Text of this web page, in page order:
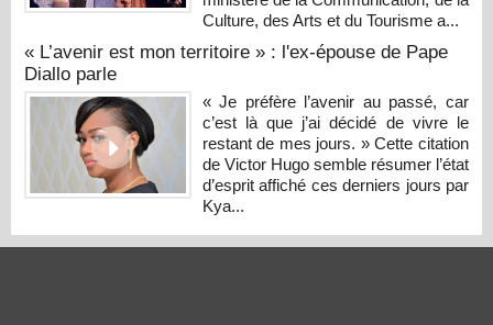
Culture, des Arts et du Tourisme a...
« L’avenir est mon territoire » : l'ex-épouse de Pape
Diallo parle
« Je préfère l’avenir au passé, car
c’est là que j’ai décidé de vivre le
restant de mes jours. » Cette citation
de Victor Hugo semble résumer l’état
d’esprit affiché ces derniers jours par
Kya...